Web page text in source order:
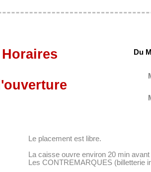
Horaires Du
Le placement est libre.
La caisse ouvre environ 20 min
Les CONTREMARQUES (billetterie